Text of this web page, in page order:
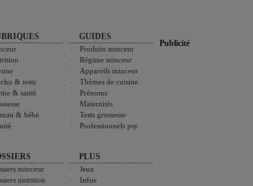
& tests
& santé
& bébé
minceur
nutrition
GUIDES
Produits minceur
Régime minceur
Appareils minceur
Thèmes de cuisine
Prénoms
Maternités
Tests grossesse
Professionnels psy
PLUS
Jeux
Infos
Publicité